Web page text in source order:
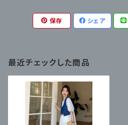
保存 シェア
最近チェックした商品